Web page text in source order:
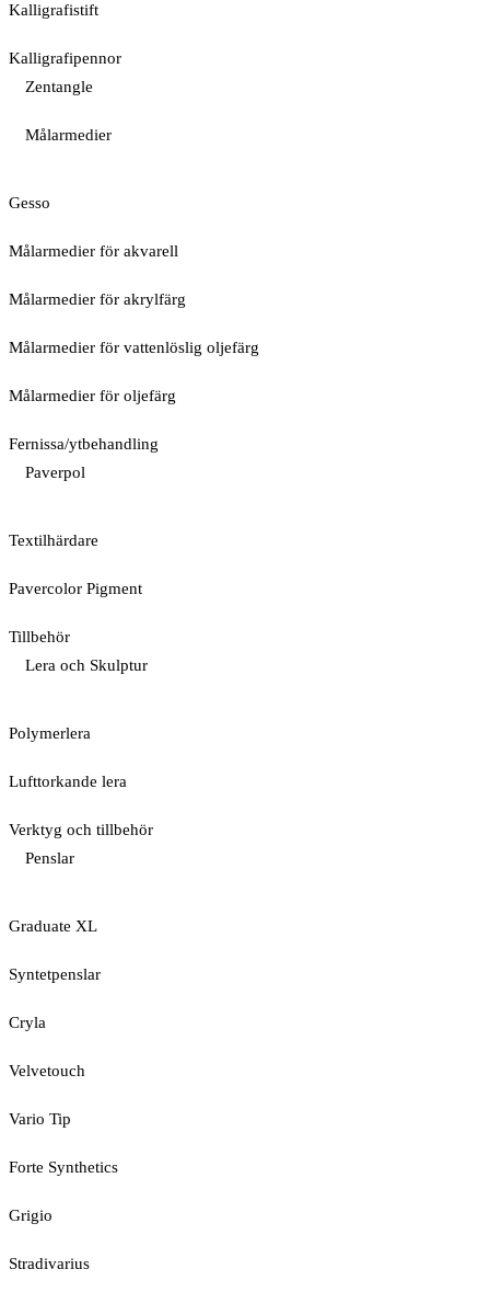
Kalligrafistift
Kalligrafipennor
Zentangle
Målarmedier
Gesso
Målarmedier för akvarell
Målarmedier för akrylfärg
Målarmedier för vattenlöslig oljefärg
Målarmedier för oljefärg
Fernissa/ytbehandling
Paverpol
Textilhärdare
Pavercolor Pigment
Tillbehör
Lera och Skulptur
Polymerlera
Lufttorkande lera
Verktyg och tillbehör
Penslar
Graduate XL
Syntetpenslar
Cryla
Velvetouch
Vario Tip
Forte Synthetics
Grigio
Stradivarius